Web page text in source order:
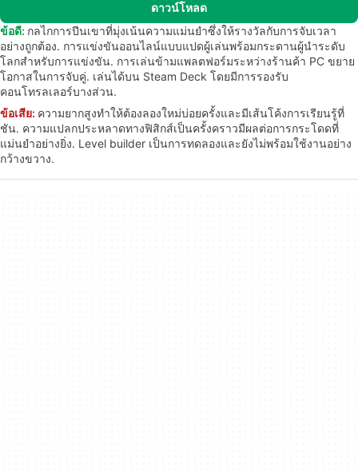
ดาวน์โหลด
ข้อดี: กลไกการปีนเขาที่มุ่งเน้นความแม่นยำซึ่งให้รางวัลกับการจับเวลา
อย่างถูกต้อง. การแข่งขันออนไลน์แบบแปดผู้เล่นพร้อมกระดานผู้นำระดับ
โลกสำหรับการแข่งขัน. การเล่นข้ามแพลตฟอร์มระหว่างร้านค้า PC ขยาย
โอกาสในการจับคู่. เล่นได้บน Steam Deck โดยมีการรองรับ
คอนโทรลเลอร์บางส่วน.
ข้อเสีย: ความยากสูงทำให้ต้องลองใหม่บ่อยครั้งและมีเส้นโค้งการเรียนรู้ที่
ชัน. ความแปลกประหลาดทางฟิสิกส์เป็นครั้งคราวมีผลต่อการกระโดดที่
แม่นยำอย่างยิ่ง. Level builder เป็นการทดลองและยังไม่พร้อมใช้งานอย่าง
กว้างขวาง.